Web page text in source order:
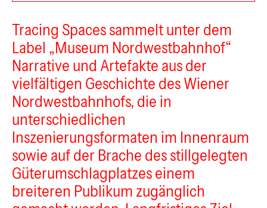
Tracing Spaces sammelt unter dem
Label „Museum Nordwestbahnhof“
Narrative und Artefakte aus der
vielfältigen Geschichte des Wiener
Nordwestbahnhofs, die in
unterschiedlichen
Inszenierungsformaten im Innenraum
sowie auf der Brache des stillgelegten
Güterumschlagplatzes einem
breiteren Publikum zugänglich